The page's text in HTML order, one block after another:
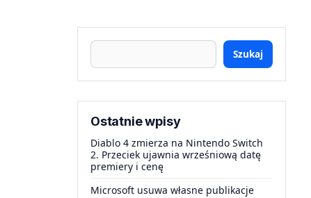
Szukaj
Ostatnie wpisy
Diablo 4 zmierza na Nintendo Switch
2. Przeciek ujawnia wrześniową datę
premiery i cenę
Microsoft usuwa własne publikacje